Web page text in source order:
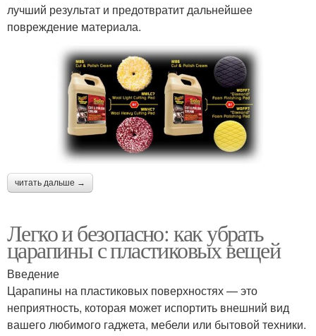
лучший результат и предотвратит дальнейшее
повреждение материала.
читать дальше →
Легко и безопасно: как убрать
царапины с пластиковых вещей
Введение
Царапины на пластиковых поверхностях — это
неприятность, которая может испортить внешний вид
вашего любимого гаджета, мебели или бытовой техники.